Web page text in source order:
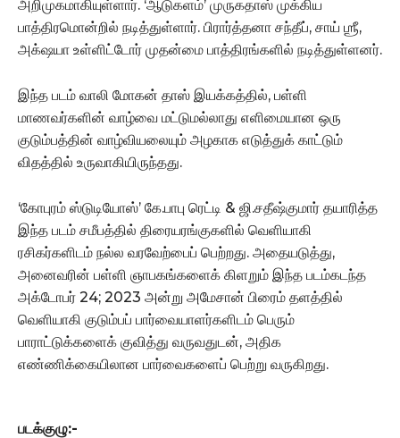
அறிமுகமாகியுள்ளார். ‘ஆடுகளம்’ முருகதாஸ் முக்கிய
பாத்திரமொன்றில் நடித்துள்ளார். பிரார்த்தனா சந்தீப், சாய் ஶ்ரீ,
அக்‌ஷயா உள்ளிட்டோர் முதன்மை பாத்திரங்களில் நடித்துள்ளனர்.
இந்த படம் வாலி மோகன் தாஸ் இயக்கத்தில், பள்ளி
மாணவர்களின் வாழ்வை மட்டுமல்லாது எளிமையான ஒரு
குடும்பத்தின் வாழ்வியலையும் அழகாக எடுத்துக் காட்டும்
விதத்தில் உருவாகியிருந்தது.
‘கோபுரம் ஸ்டுடியோஸ்’ கே.பாபு ரெட்டி & ஜி.சதீஷ்குமார் தயாரித்த
இந்த படம் சமீபத்தில் திரையரங்குகளில் வெளியாகி
ரசிகர்களிடம் நல்ல வரவேற்பைப் பெற்றது. அதையடுத்து,
அனைவரின் பள்ளி ஞாபகங்களைக் கிளறும் இந்த படம்கடந்த
அக்டோபர் 24; 2023 அன்று அமேசான் பிரைம் தளத்தில்
வெளியாகி குடும்பப் பார்வையாளர்களிடம் பெரும்
பாராட்டுக்களைக் குவித்து வருவதுடன், அதிக
எண்ணிக்கையிலான பார்வைகளைப் பெற்று வருகிறது.
படக்குழு:-